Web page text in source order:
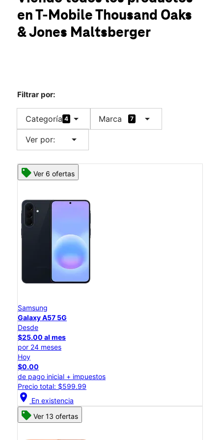
Jue.:10:00 a.m. a 8:00 p.m.
Vie.: 10:00 a.m. a 8:00 p.m.
2939 Thousand Oaks Dr San Antonio, TX 78247
en T-MobileThousand Oaks
& Jones Maltsberger
Filtrar por:
Categoría 4 arrow_drop_down Marca 7 arrow_drop_down
Ver por: arrow_drop_down
Ver 6 ofertas
Samsung
Galaxy A57 5G
Desde
$25.00 al mes
por 24 meses
Hoy
$0.00
de pago inicial + impuestos
Precio total: $599.99
location_on En existencia
Ver 13 ofertas